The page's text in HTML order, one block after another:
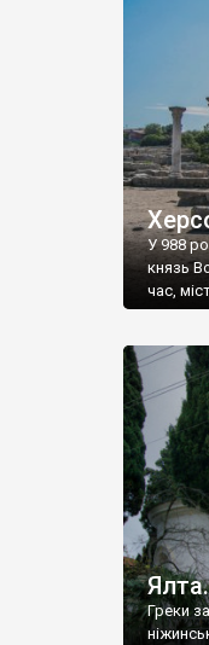
влада
У 988
князь
час,
Греки